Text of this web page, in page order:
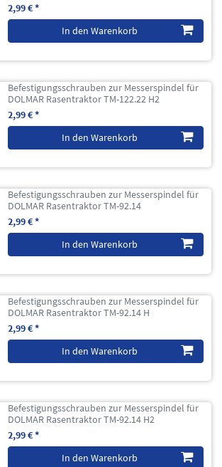
2,99 € *
In den Warenkorb
Befestigungsschrauben zur Messerspindel für
DOLMAR Rasentraktor TM-122.22 H2
2,99 € *
In den Warenkorb
Befestigungsschrauben zur Messerspindel für
DOLMAR Rasentraktor TM-92.14
2,99 € *
In den Warenkorb
Befestigungsschrauben zur Messerspindel für
DOLMAR Rasentraktor TM-92.14 H
2,99 € *
In den Warenkorb
Befestigungsschrauben zur Messerspindel für
DOLMAR Rasentraktor TM-92.14 H2
2,99 € *
In den Warenkorb